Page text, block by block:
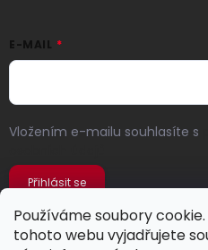
Používáme soubory
tohoto webu vyjadřujete
E-MAIL
Vložením e-mailu souhlasíte s
Přihlásit se